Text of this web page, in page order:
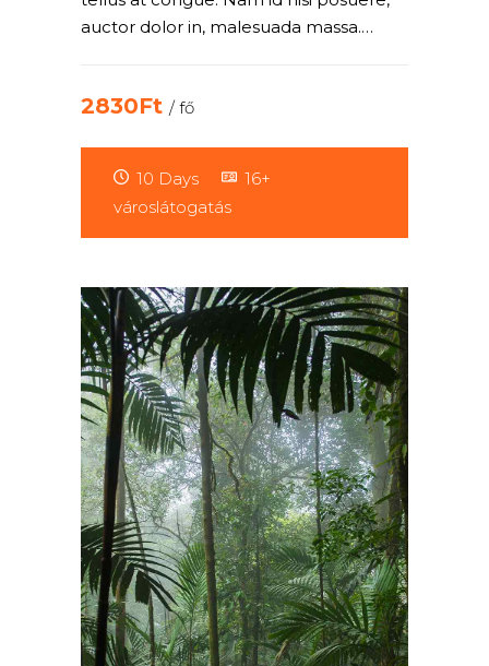
auctor dolor in, malesuada massa.…
2830Ft / fő
10 Days
16+
városlátogatás